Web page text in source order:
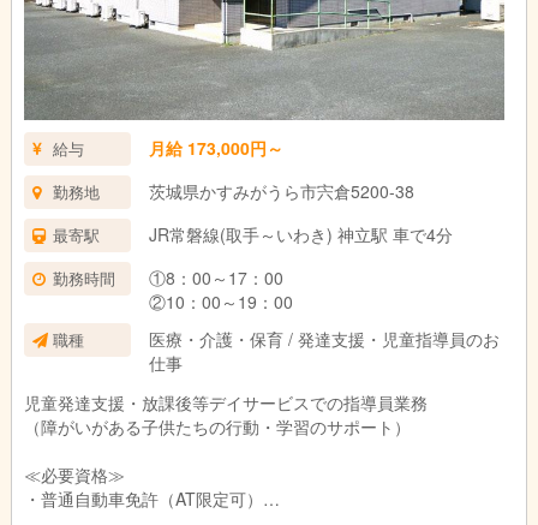
給与 月給 173,000円～
勤務地 茨城県かすみがうら市宍倉5200-38
最寄駅 JR常磐線(取手～いわき) 神立駅 車で4分
勤務時間
①8：00～17：00
②10：00～19：00
職種
医療・介護・保育 / 発達支援・児童指導員のお
仕事
児童発達支援・放課後等デイサービスでの指導員業務
（障がいがある子供たちの行動・学習のサポート）
≪必要資格≫
・普通自動車免許（AT限定可）